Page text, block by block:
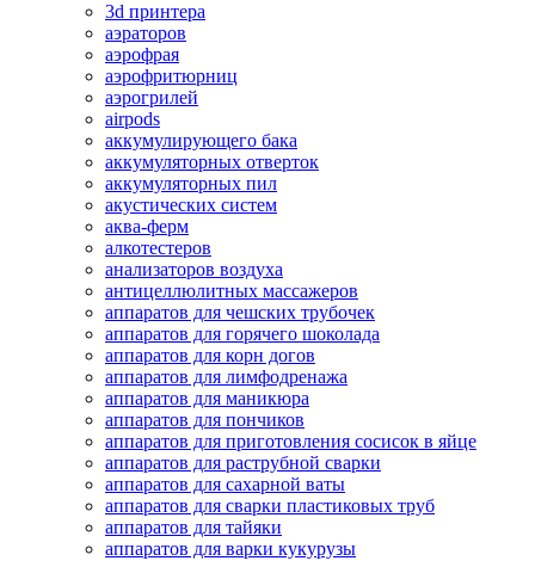
3d принтера
аэраторов
аэрофрая
аэрофритюрниц
аэрогрилей
airpods
аккумулирующего бака
аккумуляторных отверток
аккумуляторных пил
акустических систем
аква-ферм
алкотестеров
анализаторов воздуха
антицеллюлитных массажеров
аппаратов для чешских трубочек
аппаратов для горячего шоколада
аппаратов для корн догов
аппаратов для лимфодренажа
аппаратов для маникюра
аппаратов для пончиков
аппаратов для приготовления сосисок в яйце
аппаратов для раструбной сварки
аппаратов для сахарной ваты
аппаратов для сварки пластиковых труб
аппаратов для тайяки
аппаратов для варки кукурузы